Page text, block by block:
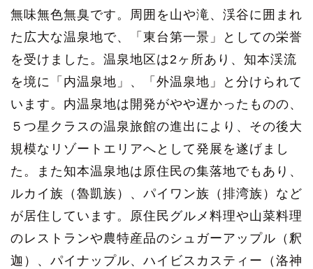
無味無色無臭です。周囲を山や滝、渓谷に囲まれ
た広大な温泉地で、「東台第一景」としての栄誉
を受けました。温泉地区は2ヶ所あり、知本渓流
を境に「内温泉地」、「外温泉地」と分けられて
います。内温泉地は開発がやや遅かったものの、
５つ星クラスの温泉旅館の進出により、その後大
規模なリゾートエリアへとして発展を遂げまし
た。また知本温泉地は原住民の集落地でもあり、
ルカイ族（魯凱族）、パイワン族（排湾族）など
が居住しています。原住民グルメ料理や山菜料理
のレストランや農特産品のシュガーアップル（釈
迦）、パイナップル、ハイビスカスティー（洛神